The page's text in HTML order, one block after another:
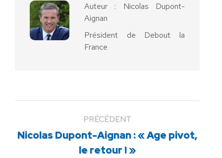
Auteur : Nicolas Dupont-
Aignan
Président de Debout la
France
PRÉCÉDENT
Article
précédent
Nicolas Dupont-Aignan : « Age pivot,
le retour ! »